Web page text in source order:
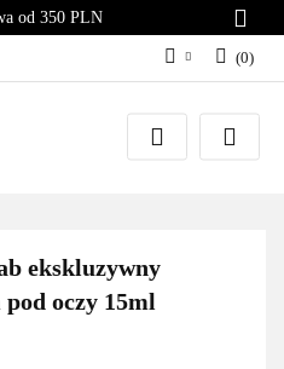
od 350 PLN
Zaloguj się
Załóż konto
(0)
ekskluzywny
oczy 15ml